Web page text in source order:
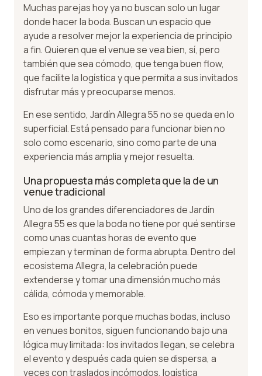
Muchas parejas hoy ya no buscan solo un lugar
donde hacer la boda. Buscan un espacio que
ayude a resolver mejor la experiencia de principio
a fin. Quieren que el venue se vea bien, sí, pero
también que sea cómodo, que tenga buen flow,
que facilite la logística y que permita a sus invitados
disfrutar más y preocuparse menos.
En ese sentido, Jardín Allegra 55 no se queda en lo
superficial. Está pensado para funcionar bien no
solo como escenario, sino como parte de una
experiencia más amplia y mejor resuelta.
Una propuesta más completa que la de un
venue tradicional
Uno de los grandes diferenciadores de Jardín
Allegra 55 es que la boda no tiene por qué sentirse
como unas cuantas horas de evento que
empiezan y terminan de forma abrupta. Dentro del
ecosistema Allegra, la celebración puede
extenderse y tomar una dimensión mucho más
cálida, cómoda y memorable.
Eso es importante porque muchas bodas, incluso
en venues bonitos, siguen funcionando bajo una
lógica muy limitada: los invitados llegan, se celebra
el evento y después cada quien se dispersa, a
veces con traslados incómodos, logística